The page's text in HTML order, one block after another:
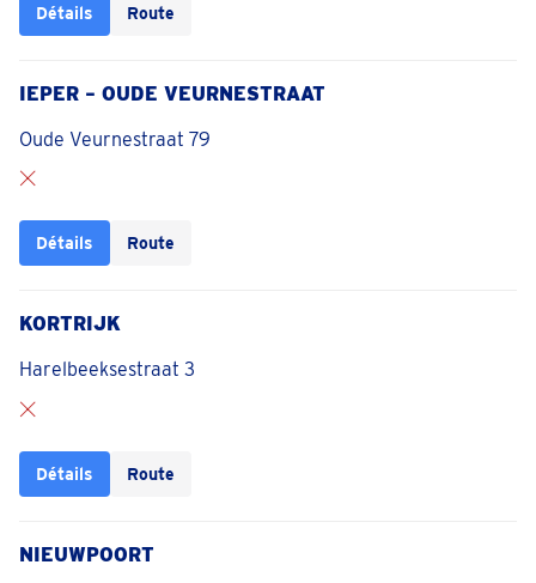
Détails Route
IEPER – OUDE VEURNESTRAAT
Oude Veurnestraat 79
Détails Route
KORTRIJK
Harelbeeksestraat 3
Détails Route
NIEUWPOORT